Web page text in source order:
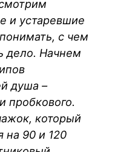
и устаревшие
с чем
дело. Начнем
душа –
пробкового.
который
на 90 и 120